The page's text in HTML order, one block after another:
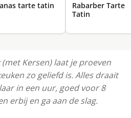
tarte tatin
Rabarber Tarte
Tatin
Kersen) laat je proeven
zo geliefd is. Alles draait
in een uur, goed voor 8
erbij en ga aan de slag.